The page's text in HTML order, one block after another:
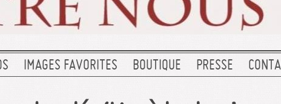
IMAGES FAVORITES BOUTIQUE PRESSE